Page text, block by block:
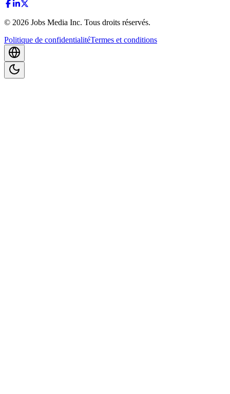
© 2026 Jobs Media Inc. Tous droits réservés.
Politique de confidentialitéTermes et conditions